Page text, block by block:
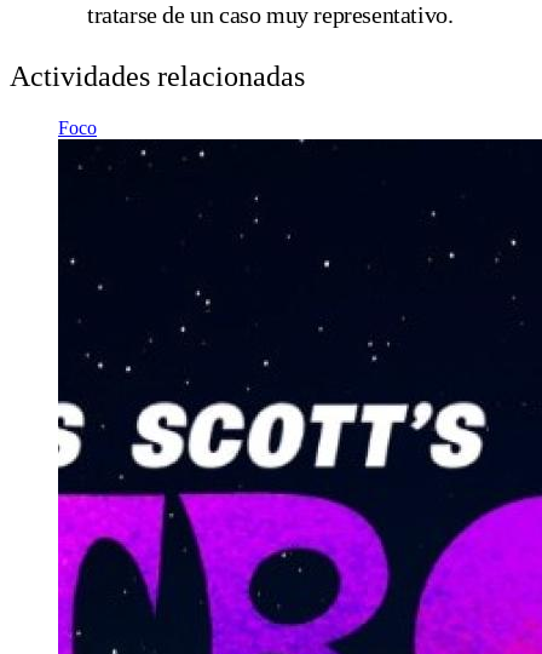
tratarse de un caso muy representativo.
Actividades relacionadas
Foco